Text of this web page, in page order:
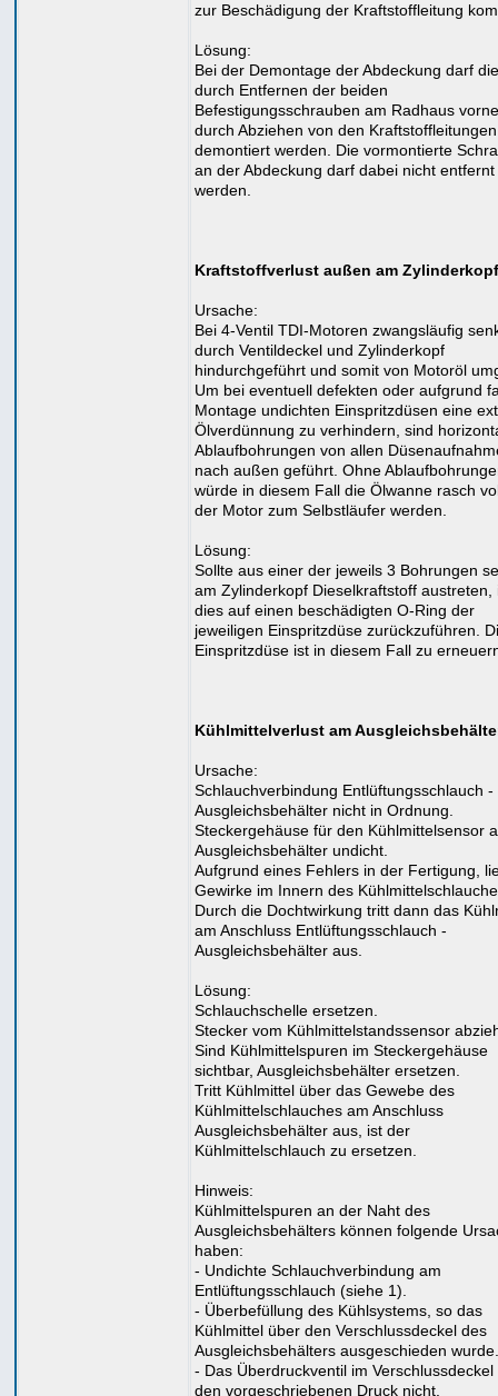
zur Beschädigung der Kraftstoffleitung
Lösung:
Bei der Demontage der Abdeckung darf
durch Entfernen der beiden
Befestigungsschrauben am Radhaus
durch Abziehen von den
demontiert werden. Die vormontierte
an der Abdeckung darf dabei nicht entfernt
werden.
Kraftstoffverlust außen am Zylinderkopf
Ursache:
Bei 4-Ventil TDI-Motoren zwangsläufig
durch Ventildeckel und Zylinderkopf
hindurchgeführt und somit von Motoröl
Um bei eventuell defekten oder aufgrund
Montage undichten Einspritzdüsen eine
Ölverdünnung zu verhindern, sind
Ablaufbohrungen von allen
nach außen geführt. Ohne
würde in diesem Fall die Ölwanne rasch
der Motor zum Selbstläufer werden.
Lösung:
Sollte aus einer der jeweils 3 Bohrungen
am Zylinderkopf Dieselkraftstoff austreten,
dies auf einen beschädigten O-Ring der
jeweiligen Einspritzdüse zurückzuführen.
Einspritzdüse ist in diesem Fall zu
Kühlmittelverlust am
Ursache:
Schlauchverbindung Entlüftungsschlauch -
Ausgleichsbehälter nicht in Ordnung.
Steckergehäuse für den Kühlmittelsensor
Ausgleichsbehälter undicht.
Aufgrund eines Fehlers in der Fertigung,
Gewirke im Innern des
Durch die Dochtwirkung tritt dann das
am Anschluss Entlüftungsschlauch -
Ausgleichsbehälter aus.
Lösung:
Schlauchschelle ersetzen.
Stecker vom Kühlmittelstandssensor
Sind Kühlmittelspuren im Steckergehäuse
sichtbar, Ausgleichsbehälter ersetzen.
Tritt Kühlmittel über das Gewebe des
Kühlmittelschlauches am Anschluss
Ausgleichsbehälter aus, ist der
Kühlmittelschlauch zu ersetzen.
Hinweis:
Kühlmittelspuren an der Naht des
Ausgleichsbehälters können folgende
haben:
- Undichte Schlauchverbindung am
Entlüftungsschlauch (siehe 1).
- Überbefüllung des Kühlsystems, so das
Kühlmittel über den Verschlussdeckel des
Ausgleichsbehälters ausgeschieden wurde.
- Das Überdruckventil im Verschlussdeckel
den vorgeschriebenen Druck nicht.